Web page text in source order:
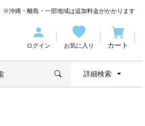
※沖縄・離島・一部地域は追加料金がかかります
ログイン お気に入り カート
詳細検索